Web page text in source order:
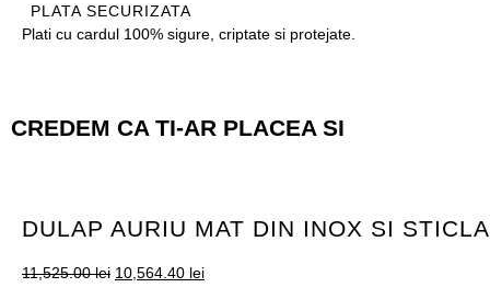
PLATA SECURIZATA
Plati cu cardul 100% sigure, criptate si protejate.
CREDEM CA TI-AR PLACEA SI
DULAP AURIU MAT DIN INOX SI
11,525.00lei 10,564.40 lei